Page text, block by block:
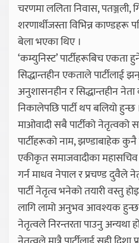
चरणमा ललिता निवास, पतञ्जली,
शरणार्थीजस्ता विभिन्न काण्डहरू
बेला भएका थिए ।
‘कम्युनिस्ट’ पार्टीहरूबिच एकता
सिद्धान्तहीन एकताले पार्टीलाई
अनुशासनहीन र सिद्धान्तहीन नेता
निकालेपछि पार्टी थप बलियो
माओवादी सबै पार्टीको
पार्टीहरूको नाम, झण्डाबाहेक
एकीकृत समाजवादीका
गर्न माधव नेपाल र प्रचण्ड दुवैले
पार्टी नेतृत्व भनेको तयारी वस्तु
लागि लामो अनुभव आवश्यक
नेतृत्वले निरन्तरता पाउनु अन्यथा